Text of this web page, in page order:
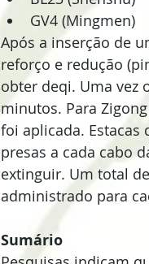
GV4 (Mingmen)
Após a inserção de
reforço e redução
obter deqi. Uma vez
minutos. Para
foi aplicada.
presas a cada cabo
extinguir. Um total
administrado para
Sumário